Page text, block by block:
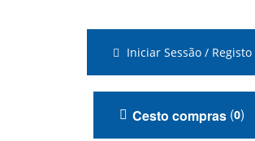
Iniciar Sessão / Registo
Cesto compras (0)